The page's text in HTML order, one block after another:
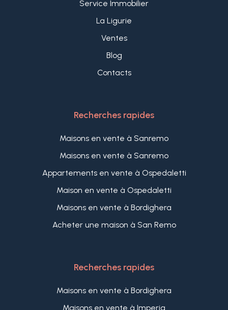
Service Immobilier
La Ligurie
Ventes
Blog
Contacts
Recherches rapides
Maisons en vente à Sanremo
Maisons en vente à Sanremo
Appartements en vente à Ospedaletti
Maison en vente à Ospedaletti
Maisons en vente à Bordighera
Acheter une maison à San Remo
Recherches rapides
Maisons en vente à Bordighera
Maisons en vente à Imperia